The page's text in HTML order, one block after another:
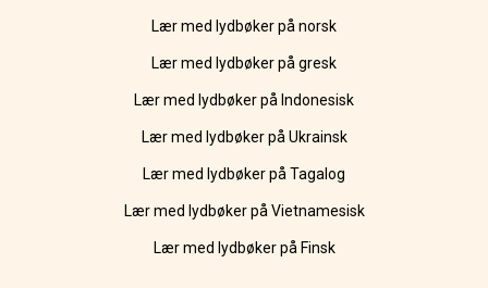
Lær med lydbøker på norsk
Lær med lydbøker på gresk
Lær med lydbøker på Indonesisk
Lær med lydbøker på Ukrainsk
Lær med lydbøker på Tagalog
Lær med lydbøker på Vietnamesisk
Lær med lydbøker på Finsk